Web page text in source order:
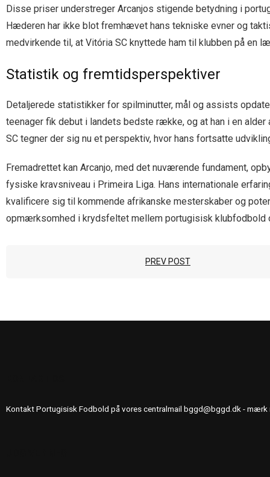
Disse priser understreger Arcanjos stigende betydning i
Hæderen har ikke blot fremhævet hans tekniske evner og
medvirkende til, at Vitória SC knyttede ham til klubben på en
Statistik og fremtidsperspektiver
Detaljerede statistikker for spilminutter, mål og assists
teenager fik debut i landets bedste række, og at han i en
SC tegner der sig nu et perspektiv, hvor hans fortsatte
Fremadrettet kan Arcanjo, med det nuværende fundament,
fysiske kravsniveau i Primeira Liga. Hans internationale
kvalificere sig til kommende afrikanske mesterskaber og
opmærksomhed i krydsfeltet mellem portugisisk klubfodbold
PREV POST
Kontakt Portugisisk Fodbold på vores centralmail bggd@bggd.dk - mærk